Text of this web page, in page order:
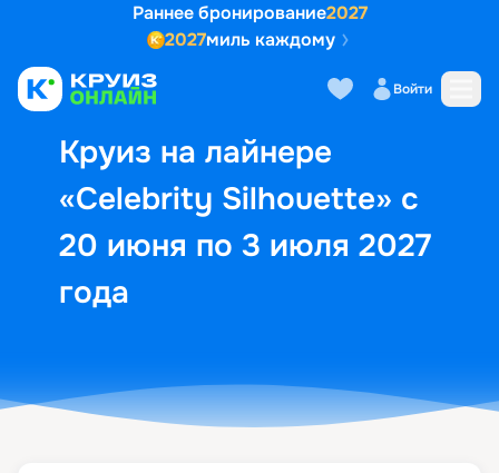
Раннее бронирование2027
2027миль каждому
Войти
Круиз на лайнере
«Celebrity Silhouette» с
20 июня по 3 июля 2027
года
Выбор кают Маршрут и